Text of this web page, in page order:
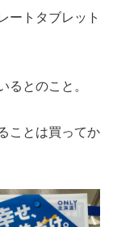
ートタブレット
るとのこと。
ことは買ってか